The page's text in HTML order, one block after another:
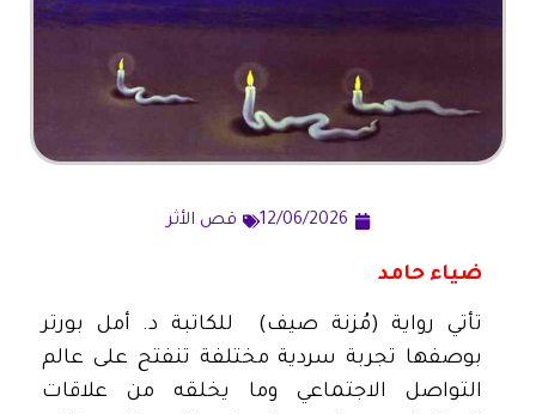
12/06/2026 قص الأثر
ضياء حامد
تأتي رواية (مُزنة صيف) للكاتبة د. أمل بورتر
بوصفها تجربة سردية مختلفة تنفتح على عالم
التواصل الاجتماعي وما يخلقه من علاقات